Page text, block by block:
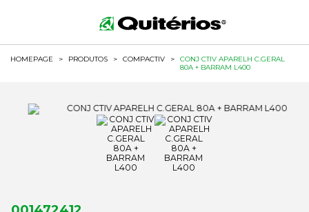
HOMEPAGE > PRODUTOS > COMPACTIV >
CONJ CTIV APARELH C.GERAL
80A + BARRAM L400